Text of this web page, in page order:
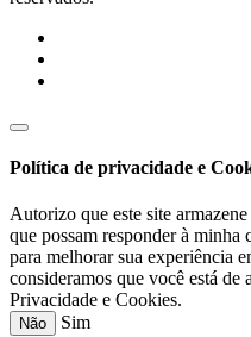
Política de privacidade e
Autorizo que este site
que possam responder à
para melhorar sua experiência
consideramos que você está de
Privacidade e Cookies.
Não Sim